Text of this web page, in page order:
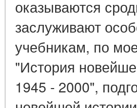
оказываются
заслуживают
учебникам, по
"История
1945 - 2000",